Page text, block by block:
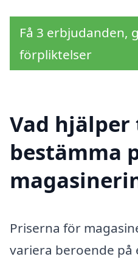
Få 3 erbjudanden,
förpliktelser
Vad
bestämma
Priserna för
variera beroende på